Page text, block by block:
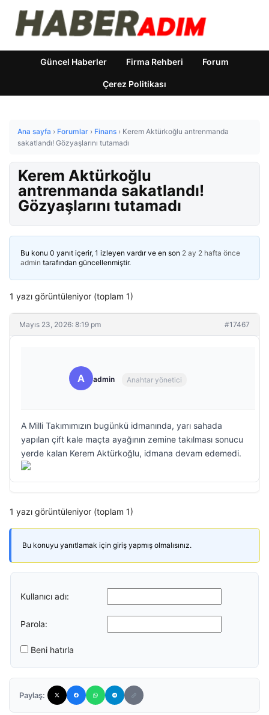
Güncel Haberler Firma Rehberi Forum
Çerez Politikası
Ana sayfa › Forumlar › Finans › Kerem Aktürkoğlu antrenmanda
sakatlandı! Gözyaşlarını tutamadı
Kerem Aktürkoğlu
antrenmanda sakatlandı!
Gözyaşlarını tutamadı
Bu konu 0 yanıt içerir, 1 izleyen vardır ve en son 2 ay 2 hafta önce
admin tarafından güncellenmiştir.
1 yazı görüntüleniyor (toplam 1)
Mayıs 23, 2026: 8:19 pm #17467
A admin Anahtar yönetici
A Milli Takımımızın bugünkü idmanında, yarı sahada
yapılan çift kale maçta ayağının zemine takılması sonucu
yerde kalan Kerem Aktürkoğlu, idmana devam edemedi.
1 yazı görüntüleniyor (toplam 1)
Bu konuyu yanıtlamak için giriş yapmış olmalısınız.
Kullanıcı adı:
Parola:
Beni hatırla
Paylaş: